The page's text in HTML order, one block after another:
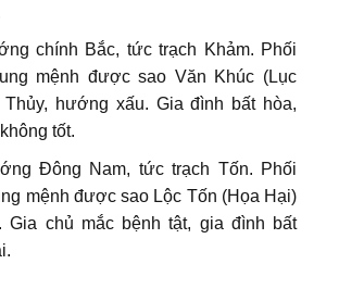
chính Bắc, tức trạch Khảm. Phối
mệnh được sao Văn Khúc (Lục
Thủy, hướng xấu. Gia đình bất hòa,
tốt.
Đông Nam, tức trạch Tốn. Phối
mệnh được sao Lộc Tốn (Họa Hại)
Gia chủ mắc bệnh tật, gia đình bất